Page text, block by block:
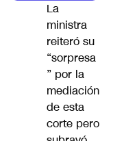
La
ministra
reiteró su
“sorpresa
” por la
mediación
de esta
corte pero